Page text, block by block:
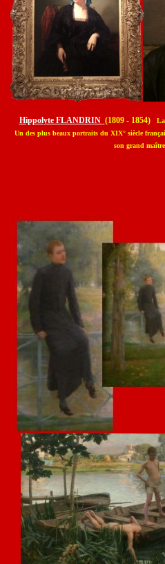
Hippolyte FLANDRIN (1809 - 1854)
Un des plus beaux portraits du XIX° siècle
son grand